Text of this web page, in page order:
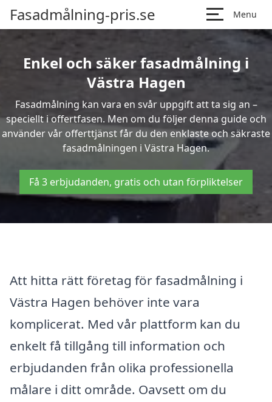
Fasadmålning-pris.se Menu
Enkel och säker fasadmålning i
Västra Hagen
Fasadmålning kan vara en svår uppgift att ta sig an –
speciellt i offertfasen. Men om du följer denna guide och
använder vår offerttjänst får du den enklaste och säkraste
fasadmålningen i Västra Hagen.
Få 3 erbjudanden, gratis och utan förpliktelser
Att hitta rätt företag för fasadmålning i
Västra Hagen behöver inte vara
komplicerat. Med vår plattform kan du
enkelt få tillgång till information och
erbjudanden från olika professionella
målare i ditt område. Oavsett om du